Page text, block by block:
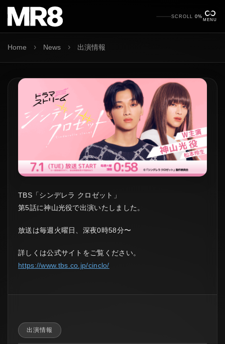
SCROLL 0%
MENU
Home › News › 出演情報
TBS「シンデレラ クロゼット」
第5話に神山光役で出演いたしました。
放送は毎週火曜日、深夜0時58分〜
詳しくは公式サイトをご覧ください。
https://www.tbs.co.jp/cinclo/
出演情報